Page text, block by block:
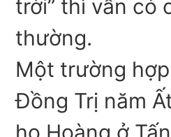
trời” thì vẫn có
thường.
Một trường
Đồng Trị năm